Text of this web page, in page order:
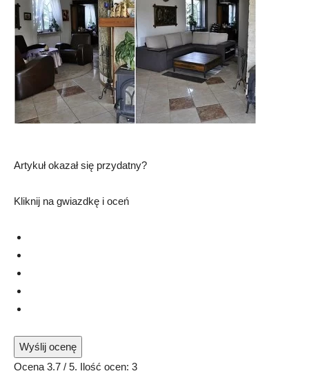
Artykuł okazał się przydatny?
Kliknij na gwiazdkę i oceń
Wyślij ocenę
Ocena 3.7 / 5. Ilość ocen: 3